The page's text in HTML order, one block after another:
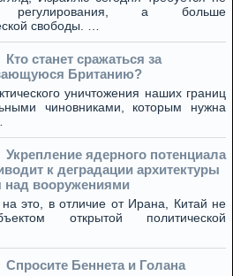
регулирования, а больше
свободы. …
Кто станет сражаться за
Британию?
уничтожения наших границ
чиновниками, которым нужна
Укрепление ядерного потенциала
к деградации архитектуры
над вооружениями
это, в отличие от Ирана, Китай не
открытой политической
Спросите Беннета и Голана